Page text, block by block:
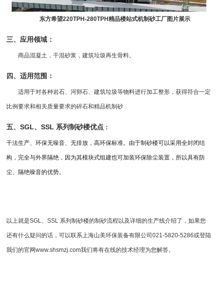
东方希望220TPH-280TPH精品楼站式机制砂工厂图片展示
三、应用领域：
商品混凝土，干混砂浆，建筑垃圾再生骨料。
四、适用范围：
适用于对各种岩石、河卵石、建筑垃圾等物料进行加工整形，获得符合一定
比例要求和相关质量要求的碎石和精品机制砂
五、SGL、SSL 系列制砂楼优点 ：
干法生产、环保无噪音、无排放，高环保标准。由于制砂楼可以采用全封闭结
构，完全与外界隔绝，因为其模块式组建也可加装环保除尘装置，所以具有防
尘、隔绝噪音的优势。
以上就是SGL、SSL 系列制砂楼的制砂流程以及详细的生产线介绍了，如果您
还有什么疑问的话，可以联系上海山美环保装备有限公司021-5820-5286或登陆
我们的官网www.shsmzj.com我们将有在线的技术经理为您解答。